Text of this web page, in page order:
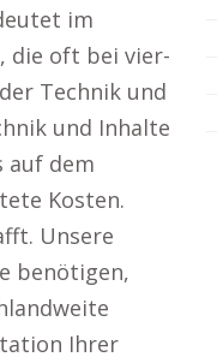
im
die oft bei vier-
Technik und
und Inhalte
auf dem
Kosten.
Unsere
benötigen,
Ihrer